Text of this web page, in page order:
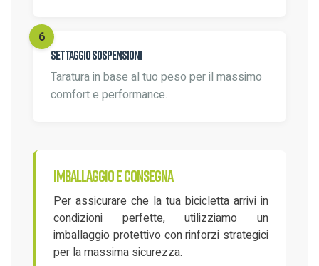
Settaggio sospensioni
Taratura in base al tuo peso per il massimo
comfort e performance.
Imballaggio e consegna
Per assicurare che la tua bicicletta arrivi in
condizioni perfette, utilizziamo un
imballaggio protettivo con rinforzi strategici
per la massima sicurezza.